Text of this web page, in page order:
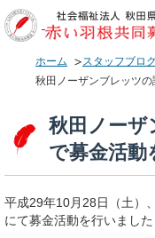
ホーム
スタッフブロ
秋田ノーザンブレッツ
秋田ノーザ
で募金活動
平成29年10月28日（土）、
にて募金活動を行いました